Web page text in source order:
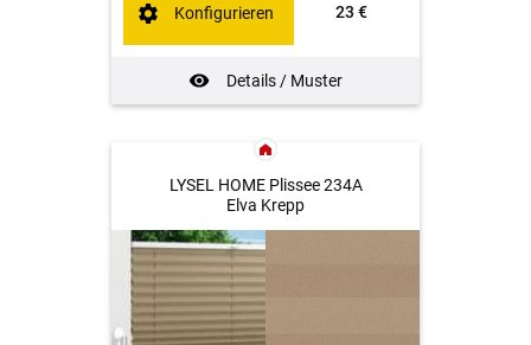
23 €
Details / Muster
Konfigurieren
LYSEL HOME Plissee 234A
Elva Krepp